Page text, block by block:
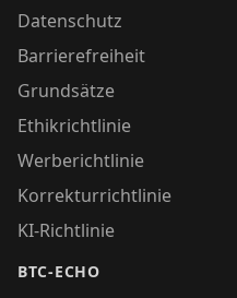
Datenschutz
Barrierefreiheit
Grundsätze
Ethikrichtlinie
Werberichtlinie
Korrekturrichtlinie
KI-Richtlinie
BTC-ECHO